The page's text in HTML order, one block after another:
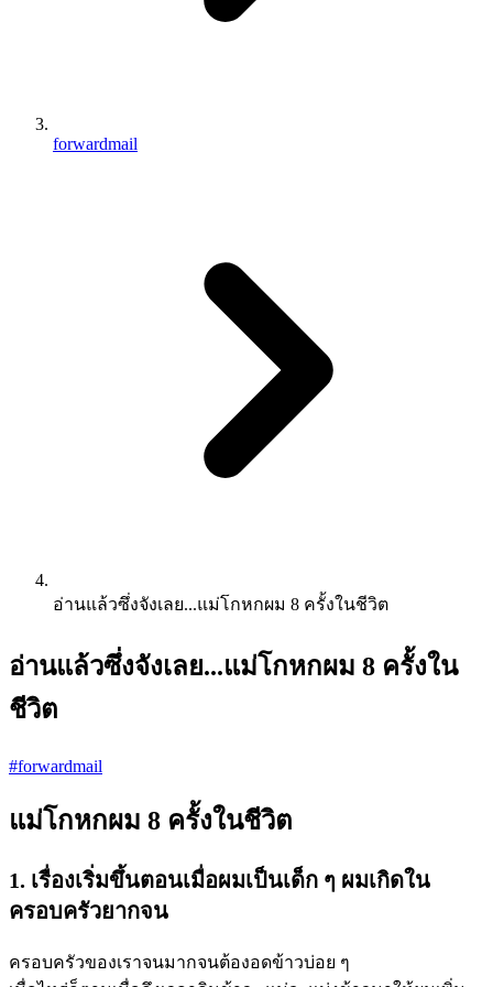
forwardmail
อ่านแล้วซึ่งจังเลย...แม่โกหกผม 8 ครั้งในชีวิต
อ่านแล้วซึ่งจังเลย...แม่โกหกผม 8 ครั้งใน
ชีวิต
#forwardmail
แม่โกหกผม 8 ครั้งในชีวิต
1. เรื่องเริ่มขึ้นตอนเมื่อผมเป็นเด็ก ๆ ผมเกิดใน
ครอบครัวยากจน
ครอบครัวของเราจนมากจนต้องอดข้าวบ่อย ๆ